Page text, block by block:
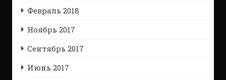
Февраль 2018
Ноябрь 2017
Сентябрь 2017
Июнь 2017